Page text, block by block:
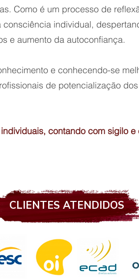
Como é um processo de
individual,
e aumento da autoconfiança.
e conhecendo-se
de potencialização
contando com sigilo
CLIENTES ATENDIDOS